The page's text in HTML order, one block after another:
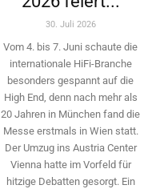
30. Juli 2026
Vom 4. bis 7. Juni schaute die
internationale HiFi-Branche
besonders gespannt auf die
High End, denn nach mehr als
20 Jahren in München fand die
Messe erstmals in Wien statt.
Der Umzug ins Austria Center
Vienna hatte im Vorfeld für
hitzige Debatten gesorgt. Ein